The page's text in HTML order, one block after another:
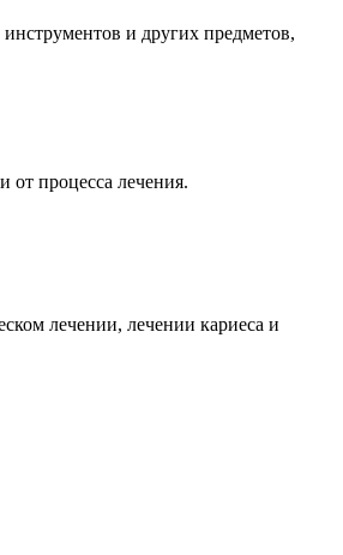
и других предметов,
от процесса лечения.
лечении, лечении кариеса и